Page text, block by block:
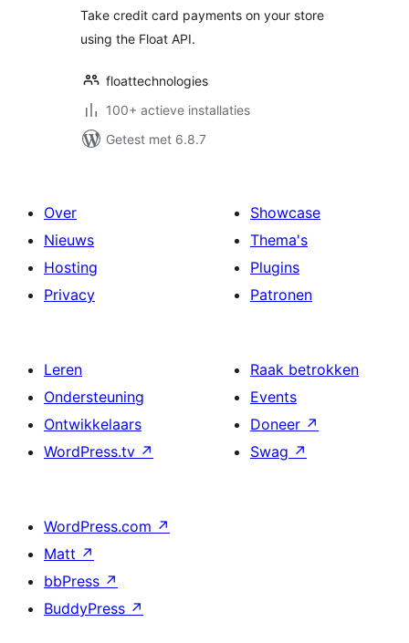
Take credit card payments on your store
using the Float API.
floattechnologies
100+ actieve installaties
Getest met 6.8.7
Over
Nieuws
Hosting
Privacy
Showcase
Thema's
Plugins
Patronen
Leren
Ondersteuning
Ontwikkelaars
WordPress.tv ↗
Raak betrokken
Events
Doneer ↗
Swag ↗
WordPress.com ↗
Matt ↗
bbPress ↗
BuddyPress ↗